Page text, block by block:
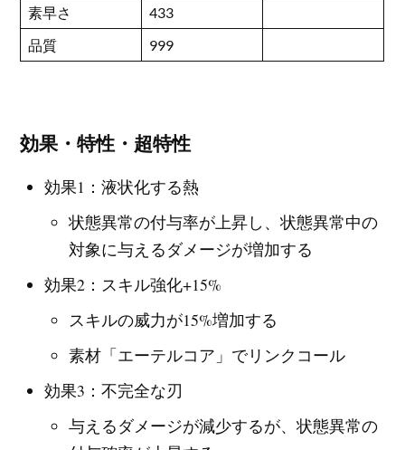
素早さ
433
品質
999
効果・特性・超特性
効果1：液状化する熱
状態異常の付与率が上昇し、状態異常中の
対象に与えるダメージが増加する
効果2：スキル強化+15%
スキルの威力が15%増加する
素材「エーテルコア」でリンクコール
効果3：不完全な刃
与えるダメージが減少するが、状態異常の